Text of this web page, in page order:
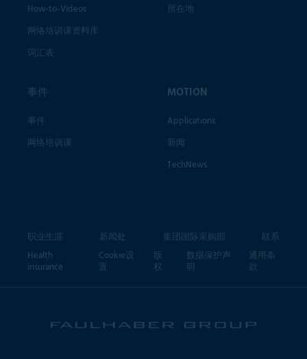
How-to-Videos
网络培训课资料库
词汇表
所在地
事件
事件
网络培训课
MOTION
Applications
新闻
TechNews
职业生涯 新闻处 集团国际采购部
联系
Health
insurance
Cookie设
置
版
权
数据保护声
明
通用条
款